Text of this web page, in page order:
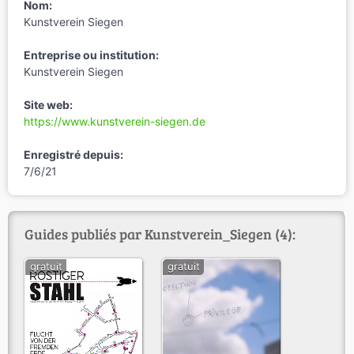
Nom:
Kunstverein Siegen
Entreprise ou institution:
Kunstverein Siegen
Site web:
https://www.kunstverein-siegen.de
Enregistré depuis:
7/6/21
Guides publiés par Kunstverein_Siegen (4):
gratuit gratuit